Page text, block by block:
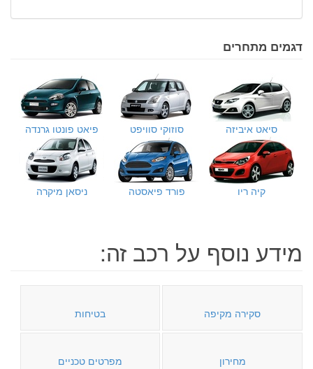
דגמים מתחרים
סיאט איביזה סוזוקי סוויפט פיאט פונטו גרנדה
קיה ריו פורד פיאסטה ניסאן מיקרה
מידע נוסף על רכב זה:
סקירה מקיפה בטיחות
מחירון מפרטים טכניים